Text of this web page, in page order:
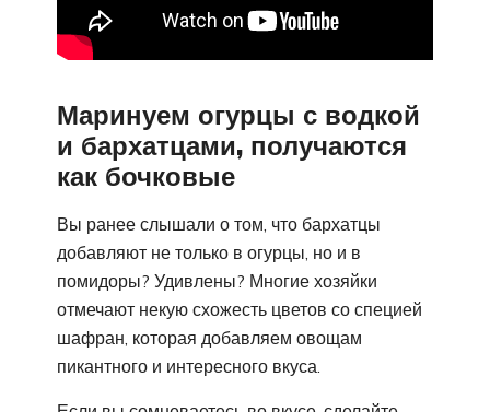
Маринуем огурцы с водкой
и бархатцами, получаются
как бочковые
Вы ранее слышали о том, что бархатцы
добавляют не только в огурцы, но и в
помидоры? Удивлены? Многие хозяйки
отмечают некую схожесть цветов со специей
шафран, которая добавляем овощам
пикантного и интересного вкуса.